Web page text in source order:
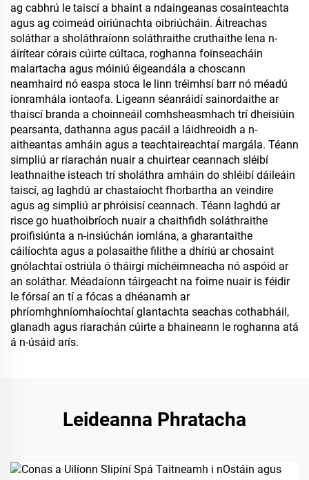
ag cabhrú le taiscí a bhaint a ndaingeanas cosainteachta
agus ag coimeád oiriúnachta oibriúcháin. Áitreachas
soláthar a sholáthraíonn soláthraithe cruthaithe lena n-
áirítear córais cúirte cúltaca, roghanna foinseacháin
malartacha agus móiniú éigeandála a choscann
neamhaird nó easpa stoca le linn tréimhsí barr nó méadú
ionramhála iontaofa. Ligeann séanráidí sainordaithe ar
thaiscí branda a choinneáil comhsheasmhach trí dheisiúin
pearsanta, dathanna agus pacáil a láidhreoidh a n-
aitheantas amháin agus a teachtaireachtaí margála. Téann
simpliú ar riarachán nuair a chuirtear ceannach sléibí
leathnaithe isteach trí sholáthra amháin do shléibí dáileáin
taiscí, ag laghdú ar chastaíocht fhorbartha an veindire
agus ag simpliú ar phróisisí ceannach. Téann laghdú ar
risce go huathoibríoch nuair a chaithfidh soláthraithe
proifisiúnta a n-insiúchán iomlána, a gharantaithe
cáilíochta agus a polasaithe filithe a dhíriú ar chosaint
gnólachtaí ostriúla ó tháirgí míchéimneacha nó aspóid ar
an soláthar. Méadaíonn táirgeacht na foirne nuair is féidir
le fórsaí an tí a fócas a dhéanamh ar
phríomhghníomhaíochtaí glantachta seachas cothabháil,
glanadh agus riarachán cúirte a bhaineann le roghanna atá
á n-úsáid arís.
Leideanna Phratacha